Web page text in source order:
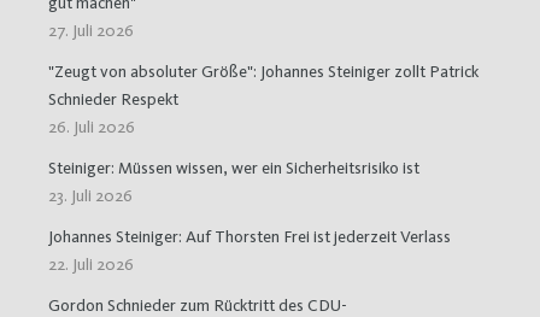
27. Juli 2026
"Zeugt von absoluter Größe": Johannes Steiniger zollt Patrick
Schnieder Respekt
26. Juli 2026
Steiniger: Müssen wissen, wer ein Sicherheitsrisiko ist
23. Juli 2026
Johannes Steiniger: Auf Thorsten Frei ist jederzeit Verlass
22. Juli 2026
Gordon Schnieder zum Rücktritt des CDU-